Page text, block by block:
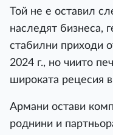
Той не е оставил
наследят бизнеса,
стабилни приходи
2024 г., но чиито
широката рецесия
Армани остави
роднини и